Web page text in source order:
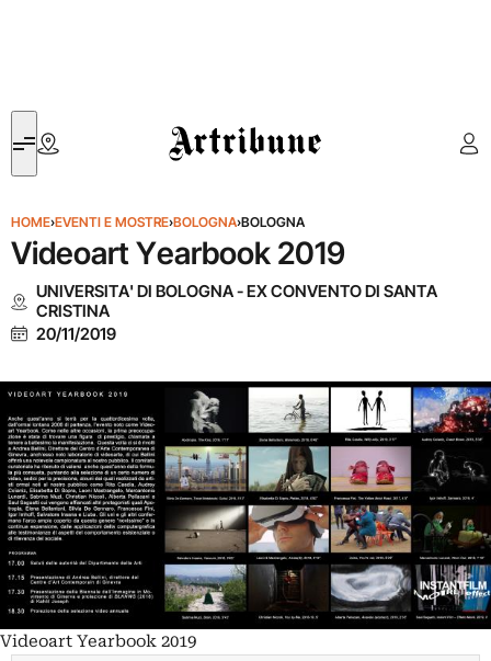
Artribune
HOME›EVENTI E MOSTRE›BOLOGNA›BOLOGNA
Videoart Yearbook 2019
UNIVERSITA' DI BOLOGNA - EX CONVENTO DI SANTA
CRISTINA
20/11/2019
Videoart Yearbook 2019